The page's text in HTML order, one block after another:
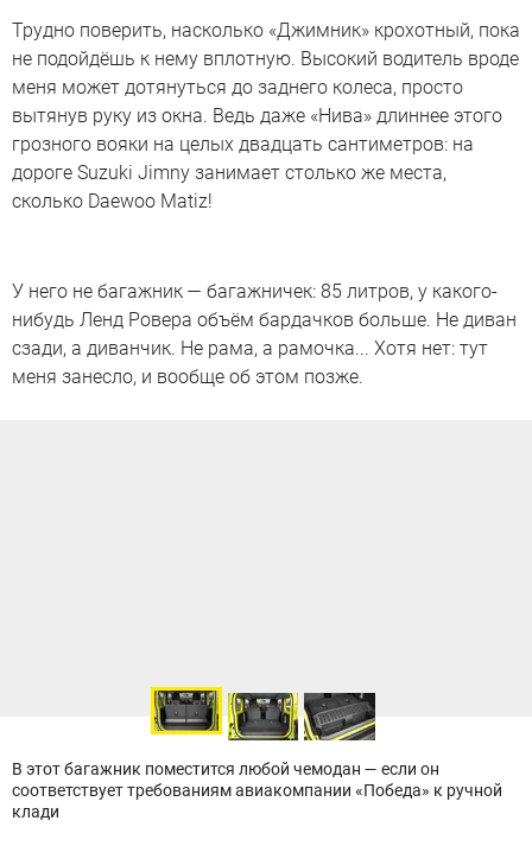
Трудно поверить, насколько «Джимник» крохотный, пока
не подойдёшь к нему вплотную. Высокий водитель вроде
меня может дотянуться до заднего колеса, просто
вытянув руку из окна. Ведь даже «Нива» длиннее этого
грозного вояки на целых двадцать сантиметров: на
дороге Suzuki Jimny занимает столько же места,
сколько Daewoo Matiz!
У него не багажник — багажничек: 85 литров, у какого-
нибудь Ленд Ровера объём бардачков больше. Не диван
сзади, а диванчик. Не рама, а рамочка... Хотя нет: тут
меня занесло, и вообще об этом позже.
В этот багажник поместится любой чемодан — если он
соответствует требованиям авиакомпании «Победа» к ручной
клади